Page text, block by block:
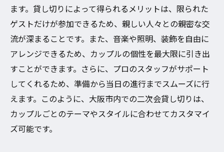
魅力的な貸し切り会場を選ぶコツ
大阪市豊能町で叶える理想的な二次会
貸し切りで実現するプライベートな時間
豊能町の貸し切り会場で楽しむ特別なひと
とき
大阪市豊能町で叶える二次会の魅力
ます。貸し切りによって得られるメリットは、限られた
ゲストだけが参加できるため、親しい人々との親密な交
流が深まることです。また、音楽や照明、装飾を自由に
アレンジできるため、カップルの個性を最大限に引き出
すことができます。さらに、プロのスタッフがサポート
してくれるため、準備から当日の進行までスムーズに行
えます。このように、大阪市内での二次会貸し切りは、
カップルごとのテーマやスタイルに合わせてカスタマイ
ズ可能です。